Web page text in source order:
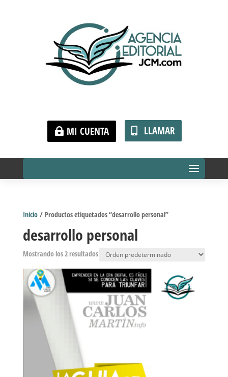
MI CUENTA LLAMAR
Inicio/ Productos etiquetados “desarrollo personal”
desarrollo personal
Mostrando los 2 resultados